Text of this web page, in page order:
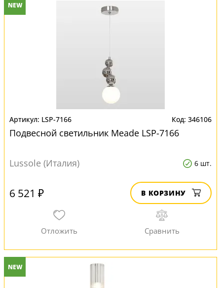
NEW
LSP-7166 346106
Подвесной светильник Meade LSP-7166
Lussole (Италия) 6 шт.
6 521 ₽ В КОРЗИНУ
NEW